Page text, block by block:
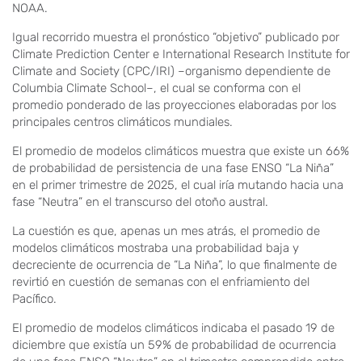
NOAA.
Igual recorrido muestra el pronóstico “objetivo” publicado por
Climate Prediction Center e International Research Institute for
Climate and Society (CPC/IRI) –organismo dependiente de
Columbia Climate School–, el cual se conforma con el
promedio ponderado de las proyecciones elaboradas por los
principales centros climáticos mundiales.
El promedio de modelos climáticos muestra que existe un 66%
de probabilidad de persistencia de una fase ENSO “La Niña”
en el primer trimestre de 2025, el cual iría mutando hacia una
fase “Neutra” en el transcurso del otoño austral.
La cuestión es que, apenas un mes atrás, el promedio de
modelos climáticos mostraba una probabilidad baja y
decreciente de ocurrencia de “La Niña”, lo que finalmente de
revirtió en cuestión de semanas con el enfriamiento del
Pacífico.
El promedio de modelos climáticos indicaba el pasado 19 de
diciembre que existía un 59% de probabilidad de ocurrencia